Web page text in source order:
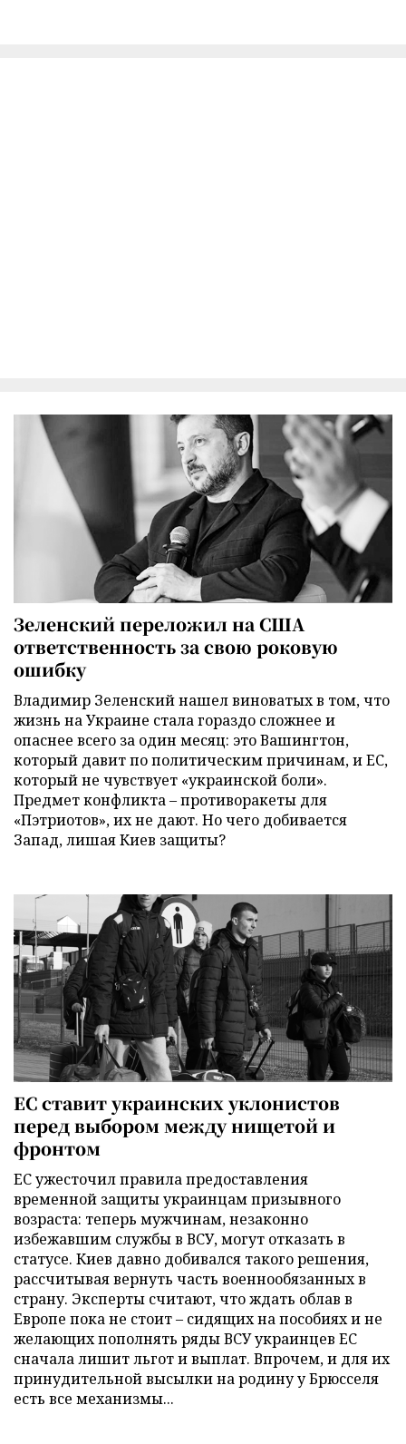
Зеленский переложил на США
ответственность за свою роковую
ошибку
Владимир Зеленский нашел виноватых в том, что
жизнь на Украине стала гораздо сложнее и
опаснее всего за один месяц: это Вашингтон,
который давит по политическим причинам, и ЕС,
который не чувствует «украинской боли».
Предмет конфликта – противоракеты для
«Пэтриотов», их не дают. Но чего добивается
Запад, лишая Киев защиты?
ЕС ставит украинских уклонистов
перед выбором между нищетой и
фронтом
ЕС ужесточил правила предоставления
временной защиты украинцам призывного
возраста: теперь мужчинам, незаконно
избежавшим службы в ВСУ, могут отказать в
статусе. Киев давно добивался такого решения,
рассчитывая вернуть часть военнообязанных в
страну. Эксперты считают, что ждать облав в
Европе пока не стоит – сидящих на пособиях и не
желающих пополнять ряды ВСУ украинцев ЕС
сначала лишит льгот и выплат. Впрочем, и для их
принудительной высылки на родину у Брюсселя
есть все механизмы...